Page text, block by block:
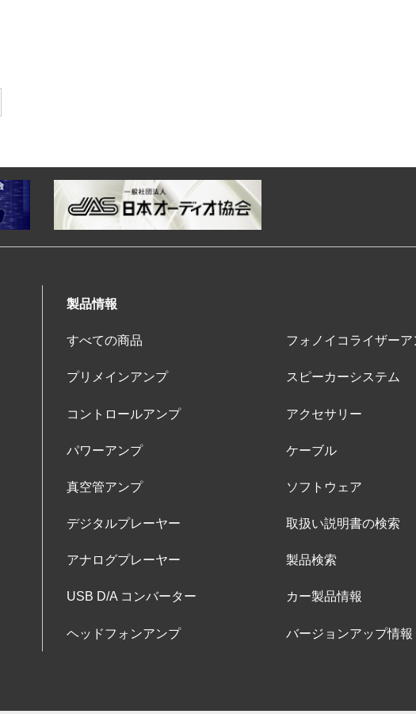
製品情報
すべての商品
プリメインアンプ
コントロールアンプ
パワーアンプ
真空管アンプ
デジタルプレーヤー
アナログプレーヤー
USB D/A コンバーター
ヘッドフォンアンプ
フォノイコライザーア
スピーカーシステム
アクセサリー
ケーブル
ソフトウェア
取扱い説明書の検索
製品検索
カー製品情報
バージョンアップ情報